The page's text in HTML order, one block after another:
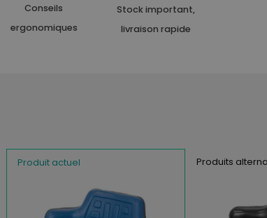
Conseils
ergonomiques
Stock important,
livraison rapide
Produit actuel Produits